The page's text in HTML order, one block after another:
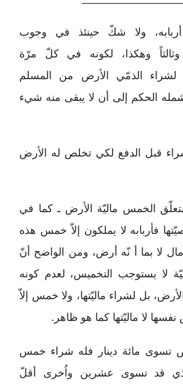
ولا شكّ حينئذ في وجوب
وثالثاً وهكذا، لكونه في كلّ مرّة
لشراء الذمّي الأرض من المسلم
الحكم إلى أن لا يبقى منه شيء
قبل الدفع لكي تخلص له الأرض
الخمس ماليّة الأرض ـ كما في
فأربابه لا يملكون إلاّ خمس هذه
لا بما أ نّه أرض، ومن الواضح أنّ
لا يستوجب التخميس، لعدم كونه
بل لشراء ماليّتها، ولا خمس إلاّ
لا ماليّتها كما هو ظاهر.
تسوى مائة دينار فله شراء خمس
قد تسوى عشرين واُخرى أقلّ